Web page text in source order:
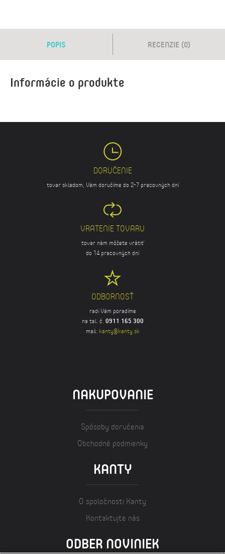
POPIS RECENZIE (0)
Informácie o produkte
DORUČENIE
tovar skladom, Vám doručíme do 2-7 pracovných dní
VRATENIE TOVARU
tovar nám môžete vrátiť
do 14 pracovných dní
ODBORNOSŤ
radi Vám poradíme
na tel. č. 0911 165 300
mail: kanty@kanty.sk
NAKUPOVANIE
Spôsoby doručenia
Obchodné podmienky
KANTY
O spoločnosti Kanty
Kontaktujte nás
ODBER NOVINIEK